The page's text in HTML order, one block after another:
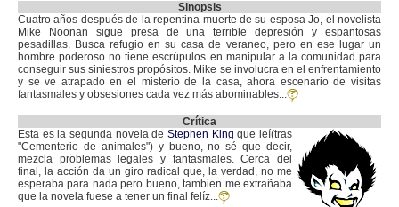
Sinopsis
Cuatro años después de la repentina muerte de su esposa Jo, el novelista
Mike Noonan sigue presa de una terrible depresión y espantosas
pesadillas. Busca refugio en su casa de veraneo, pero en ese lugar un
hombre poderoso no tiene escrúpulos en manipular a la comunidad para
conseguir sus siniestros propósitos. Mike se involucra en el enfrentamiento
y se ve atrapado en el misterio de la casa, ahora escenario de visitas
fantasmales y obsesiones cada vez más abominables...
Crítica
Esta es la segunda novela de Stephen King que leí(tras
"Cementerio de animales") y bueno, no sé que decir,
mezcla problemas legales y fantasmales. Cerca del
final, la acción da un giro radical que, la verdad, no me
esperaba para nada pero bueno, tambien me extrañaba
que la novela fuese a tener un final felíz...